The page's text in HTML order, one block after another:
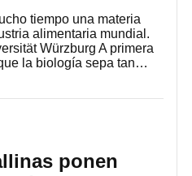
tiempo una materia
alimentaria mundial.
Würzburg A primera
la biología sepa tan…
ponen